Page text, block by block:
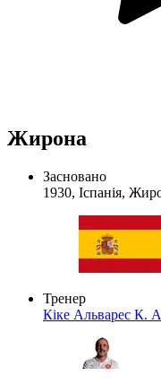
Жирона
Засновано
1930, Іспанія,
Тренер
Кіке Альварес К.